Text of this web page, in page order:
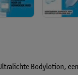
Bodylotion,